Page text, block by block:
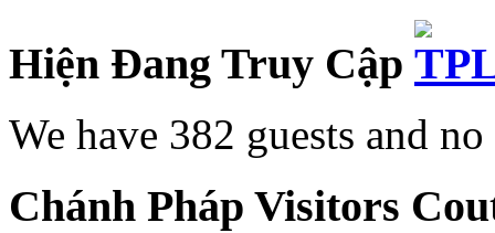
Hiện Đang Truy Cập
We have 382 guests and
Chánh Pháp Visitors